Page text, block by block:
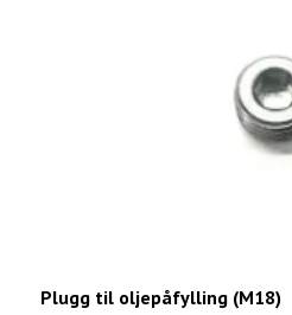
Plugg til oljepåfylling (M18)